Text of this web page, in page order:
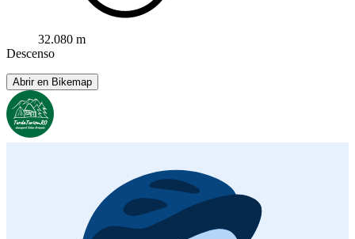
32.080 m
Descenso
Abrir en Bikemap